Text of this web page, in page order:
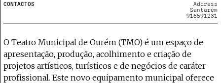
CONTACTOS
Address
Santarém
916591231
O Teatro Municipal de Ourém (TMO) é um espaço de
apresentação, produção, acolhimento e criação de
projetos artísticos, turísticos e de negócios de caráter
profissional. Este novo equipamento municipal oferece